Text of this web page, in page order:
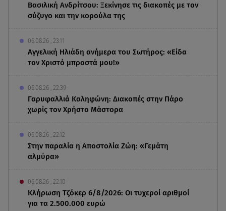
Βασιλική Ανδρίτσου: Ξεκίνησε τις διακοπές με τον
σύζυγο και την κορούλα της
06.08.26 , 23:11
Αγγελική Ηλιάδη ανήμερα του Σωτήρος: «Είδα
τον Χριστό μπροστά μου!»
06.08.26 , 22:39
Γαρυφαλλιά Καληφώνη: Διακοπές στην Πάρο
χωρίς τον Χρήστο Μάστορα
06.08.26 , 22:12
Στην παραλία η Αποστολία Ζώη: «Γεμάτη
αλμύρα»
06.08.26 , 22:10
Κλήρωση Τζόκερ 6/8/2026: Οι τυχεροί αριθμοί
για τα 2.500.000 ευρώ